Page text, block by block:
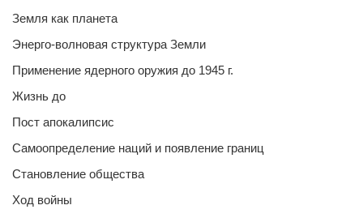
Земля как планета
Энерго-волновая структура Земли
Применение ядерного оружия до 1945 г.
Жизнь до
Пост апокалипсис
Самоопределение наций и появление границ
Становление общества
Ход войны